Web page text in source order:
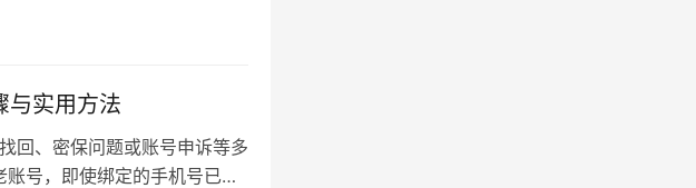
与实用方法
回、密保问题或账号申诉等多
号，即使绑定的手机号已停